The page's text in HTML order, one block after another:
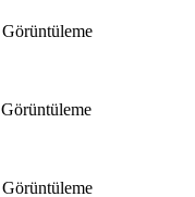
Görüntüleme
Görüntüleme
Görüntüleme